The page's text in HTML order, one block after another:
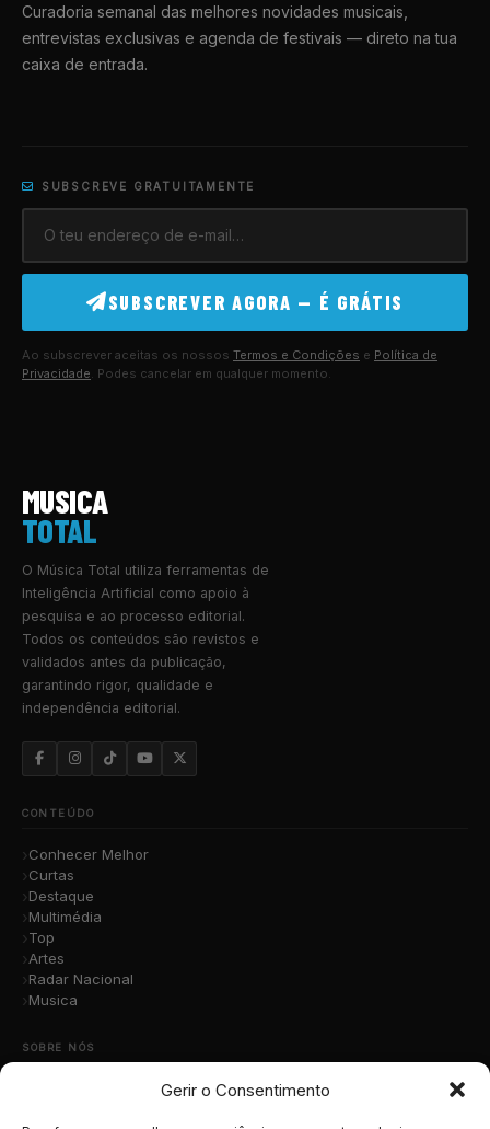
Gerir o Consentimento
Curadoria semanal das melhores novidades musicais,
entrevistas exclusivas e agenda de festivais — direto na tua
caixa de entrada.
SUBSCREVE GRATUITAMENTE
SUBSCREVER AGORA — É GRÁTIS
Ao subscrever aceitas os nossos Termos e Condições e Política de
Privacidade . Podes cancelar em qualquer momento.
MUSICA
TOTAL
O Música Total utiliza ferramentas de
Inteligência Artificial como apoio à
pesquisa e ao processo editorial.
Todos os conteúdos são revistos e
validados antes da publicação,
garantindo rigor, qualidade e
independência editorial.
CONTEÚDO
Conhecer Melhor
Curtas
Destaque
Multimédia
Top
Artes
Radar Nacional
Musica
SOBRE NÓS